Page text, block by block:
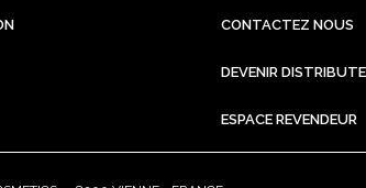
CONTACTEZ NOUS
DEVENIR
ESPACE REVENDEUR